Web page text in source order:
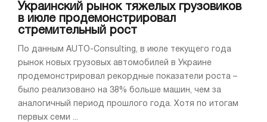
Украинский рынок тяжелых грузовиков
в июле продемонстрировал
стремительный рост
По данным AUTO-Consulting, в июле текущего года
рынок новых грузовых автомобилей в Украине
продемонстрировал рекордные показатели роста –
было реализовано на 38% больше машин, чем за
аналогичный период прошлого года. Хотя по итогам
первых семи ...